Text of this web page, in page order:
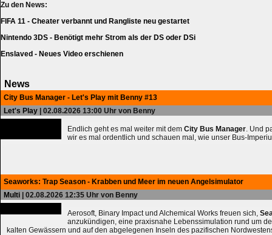
Zu den News:
FIFA 11 - Cheater verbannt und Rangliste neu gestartet
Nintendo 3DS - Benötigt mehr Strom als der DS oder DSi
Enslaved - Neues Video erschienen
News
City Bus Manager - Let's Play mit Benny #13
Let's Play | 02.08.2026 13:00 Uhr von Benny
Endlich geht es mal weiter mit dem City Bus Manager. Und
wir es mal ordentlich und schauen mal, wie unser Bus-
Seaworks: Trap Season - Krabben und Meer im neuen Angelsimulator
Multi | 02.08.2026 12:35 Uhr von Benny
Aerosoft, Binary Impact und Alchemical Works freuen sich,
anzukündigen, eine praxisnahe Lebenssimulation rund um
kalten Gewässern und auf den abgelegenen Inseln des pazifischen